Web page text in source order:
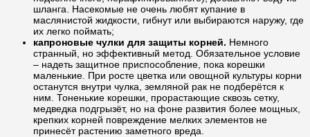
шланга. Насекомые не очень любят купание в
маслянистой жидкости, гибнут или выбираются наружу, где
их легко поймать;
капроновые чулки для защиты корней. Немного
странный, но эффективный метод. Обязательное условие
– надеть защитное приспособление, пока корешки
маленькие. При росте цветка или овощной культуры корни
останутся внутри чулка, земляной рак не подберётся к
ним. Тоненькие корешки, прорастающие сквозь сетку,
медведка подгрызёт, но на фоне развития более мощных,
крепких корней повреждение мелких элементов не
принесёт растению заметного вреда.